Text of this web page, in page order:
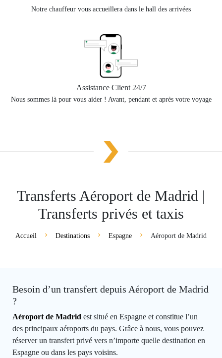
Notre chauffeur vous accueillera dans le hall des arrivées
Assistance Client 24/7
Nous sommes là pour vous aider ! Avant, pendant et après votre voyage
Transferts Aéroport de Madrid |
Transferts privés et taxis
Accueil Destinations Espagne Aéroport de Madrid
Besoin d’un transfert depuis Aéroport de Madrid
?
Aéroport de Madrid est situé en Espagne et constitue l’un
des principaux aéroports du pays. Grâce à nous, vous pouvez
réserver un transfert privé vers n’importe quelle destination en
Espagne ou dans les pays voisins.